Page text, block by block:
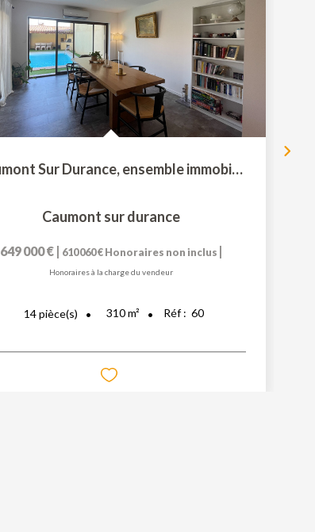
Caumont Sur Durance, ensemble immobilier de 4 appartements
Caumont sur durance
649 000 € 610 060 €Honoraires non inclus
Honoraires à la charge du vendeur
14pièce(s) 310m² Réf : 60